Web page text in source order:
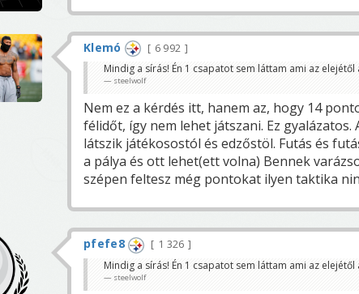
Klemó
6 992
Mindig a sírás! Én 1 csapatot sem láttam ami az
steelwolf
Nem ez a kérdés itt, hanem az, hogy 14
félidőt, így nem lehet játszani. Ez gyalázatos.
látszik játékosostól és edzőstöl. Futás és
a pálya és ott lehet(ett volna) Bennek
szépen feltesz még pontokat ilyen taktika
pfefe8
1 326
Mindig a sírás! Én 1 csapatot sem láttam ami az
steelwolf